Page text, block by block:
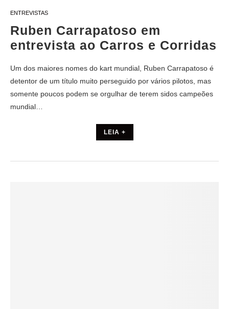
ENTREVISTAS
Ruben Carrapatoso em
entrevista ao Carros e Corridas
Um dos maiores nomes do kart mundial, Ruben Carrapatoso é
detentor de um título muito perseguido por vários pilotos, mas
somente poucos podem se orgulhar de terem sidos campeões
mundial…
LEIA +